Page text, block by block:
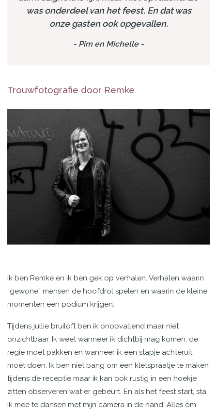
was onderdeel van het feest. En dat was
onze gasten ook opgevallen.
- Pim en Michelle-
Trouwfotografie door Remke
Ik ben Remke en ik ben gek op verhalen. Verhalen waarin
“gewone” mensen de hoofdrol spelen en waarin de kleine
momenten een podium krijgen.
Tijdens jullie bruiloft ben ik onopvallend maar niet
onzichtbaar. Ik weet wanneer ik dichtbij mag komen, de
regie moet pakken en wanneer ik een stapje achteruit
moet doen. Ik ben niet bang om een kletspraatje te maken
tijdens de receptie maar ik kan ook rustig in een hoekje
zitten observeren wat er gebeurt. En als het feest start, sta
ik mee te dansen met mijn camera in de hand. Alles om